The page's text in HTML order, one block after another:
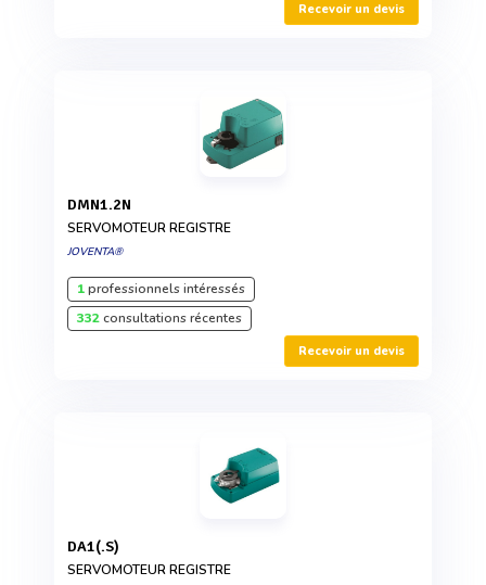
Recevoir un devis
DMN1.2N
SERVOMOTEUR REGISTRE
JOVENTA®
1professionnels intéressés
332consultations récentes
Recevoir un devis
DA1(.S)
SERVOMOTEUR REGISTRE